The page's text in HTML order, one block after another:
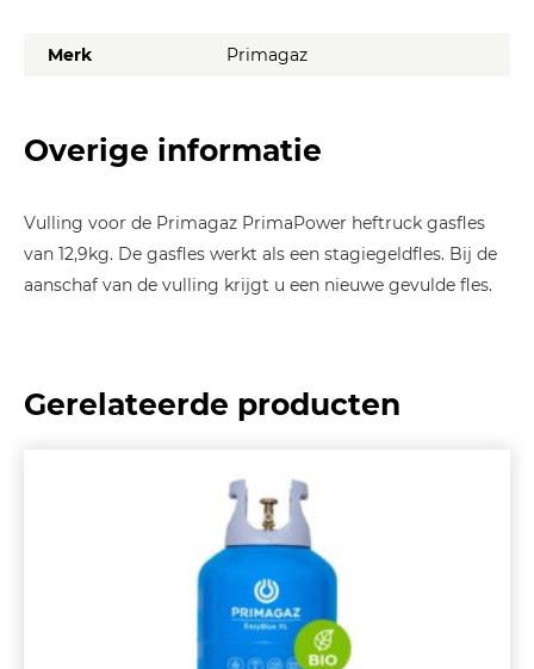
Merk Primagaz
Overige informatie
Vulling voor de Primagaz PrimaPower heftruck gasfles
van 12,9kg. De gasfles werkt als een stagiegeldfles. Bij de
aanschaf van de vulling krijgt u een nieuwe gevulde fles.
Gerelateerde producten